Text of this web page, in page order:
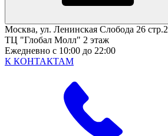
Москва, ул. Ленинская Слобода 26 стр.2
ТЦ "Глобал Молл" 2 этаж
Ежедневно с 10:00 до 22:00
К КОНТАКТАМ